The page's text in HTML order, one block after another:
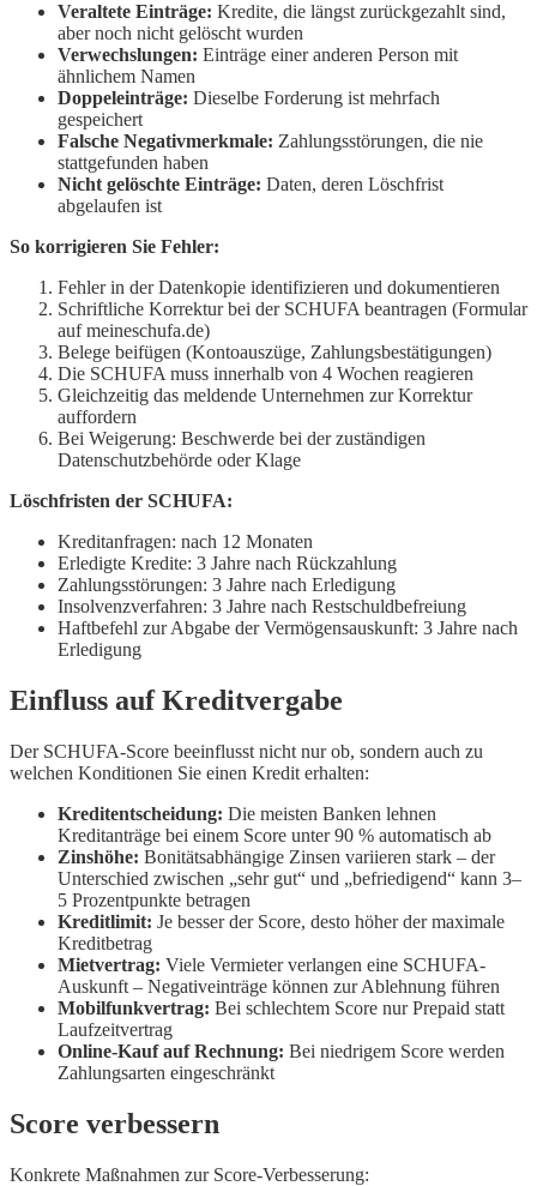
Veraltete Einträge: Kredite, die längst zurückgezahlt sind,
aber noch nicht gelöscht wurden
Verwechslungen: Einträge einer anderen Person mit
ähnlichem Namen
Doppeleinträge: Dieselbe Forderung ist mehrfach
gespeichert
Falsche Negativmerkmale: Zahlungsstörungen, die nie
stattgefunden haben
Nicht gelöschte Einträge: Daten, deren Löschfrist
abgelaufen ist
So korrigieren Sie Fehler:
Fehler in der Datenkopie identifizieren und dokumentieren
Schriftliche Korrektur bei der SCHUFA beantragen (Formular
auf meineschufa.de)
Belege beifügen (Kontoauszüge, Zahlungsbestätigungen)
Die SCHUFA muss innerhalb von 4 Wochen reagieren
Gleichzeitig das meldende Unternehmen zur Korrektur
auffordern
Bei Weigerung: Beschwerde bei der zuständigen
Datenschutzbehörde oder Klage
Löschfristen der SCHUFA:
Kreditanfragen: nach 12 Monaten
Erledigte Kredite: 3 Jahre nach Rückzahlung
Zahlungsstörungen: 3 Jahre nach Erledigung
Insolvenzverfahren: 3 Jahre nach Restschuldbefreiung
Haftbefehl zur Abgabe der Vermögensauskunft: 3 Jahre nach
Erledigung
Einfluss auf Kreditvergabe
Der SCHUFA-Score beeinflusst nicht nur ob, sondern auch zu
welchen Konditionen Sie einen Kredit erhalten:
Kreditentscheidung: Die meisten Banken lehnen
Kreditanträge bei einem Score unter 90 % automatisch ab
Zinshöhe: Bonitätsabhängige Zinsen variieren stark – der
Unterschied zwischen „sehr gut“ und „befriedigend“ kann 3–
5 Prozentpunkte betragen
Kreditlimit: Je besser der Score, desto höher der maximale
Kreditbetrag
Mietvertrag: Viele Vermieter verlangen eine SCHUFA-
Auskunft – Negativeinträge können zur Ablehnung führen
Mobilfunkvertrag: Bei schlechtem Score nur Prepaid statt
Laufzeitvertrag
Online-Kauf auf Rechnung: Bei niedrigem Score werden
Zahlungsarten eingeschränkt
Score verbessern
Konkrete Maßnahmen zur Score-Verbesserung: